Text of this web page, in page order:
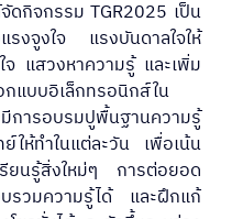
ดกิจกรรม TGR2025 เป็น
รงจูงใจ แรงบันดาลใจให้
แสวงหาความรู้ และเพิ่ม
แบบอิเล็กทรอนิกส์ใน
ารอบรมปูพื้นฐานความรู้
ให้ทำในแต่ละวัน  เพื่อเน้น
ยนรู้สิ่งใหม่ๆ การต่อยอด
รวมความรู้ได้ และฝึกแก้